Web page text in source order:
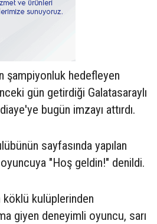
şampiyonluk hedefleyen
gün getirdiği Galatasaraylı
bugün imzayı attırdı.
sayfasında yapılan
"Hoş geldin!" denildi.
köklü kulüplerinden
giyen deneyimli oyuncu, sarı